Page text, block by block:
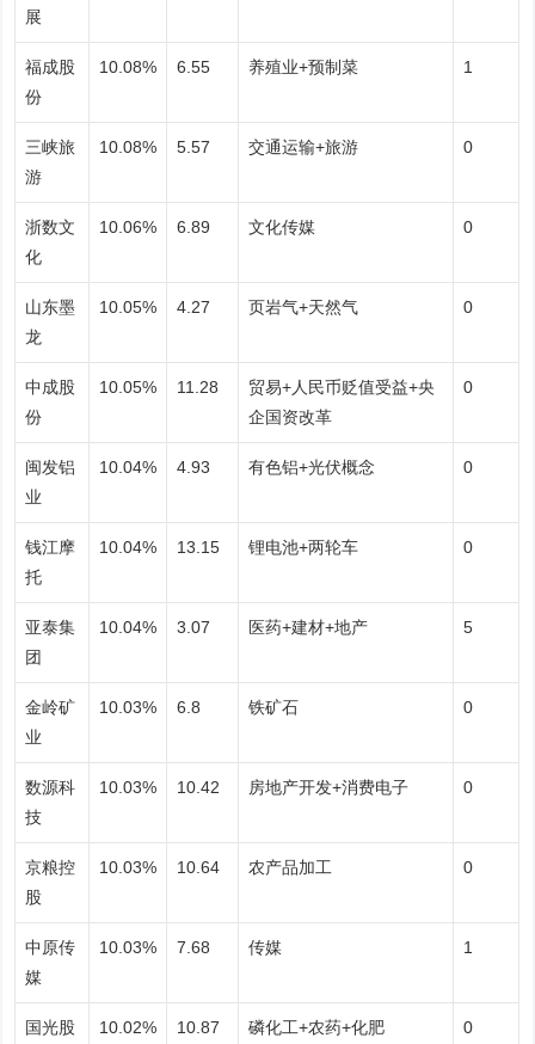
展
福成股
份
10.08% 6.55 养殖业+预制菜 1
三峡旅
游
10.08% 5.57 交通运输+旅游 0
浙数文
化
10.06% 6.89 文化传媒 0
山东墨
龙
10.05% 4.27 页岩气+天然气 0
中成股
份
10.05% 11.28
贸易+人民币贬值受益+央
企国资改革
0
闽发铝
业
10.04% 4.93 有色铝+光伏概念 0
钱江摩
托
10.04% 13.15 锂电池+两轮车 0
亚泰集
团
10.04% 3.07 医药+建材+地产 5
金岭矿
业
10.03% 6.8 铁矿石 0
数源科
技
10.03% 10.42 房地产开发+消费电子 0
京粮控
股
10.03% 10.64 农产品加工 0
中原传
媒
10.03% 7.68 传媒 1
国光股 10.02% 10.87 磷化工+农药+化肥 0